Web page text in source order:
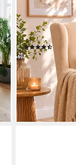
OTTO HOME
Ohrensessel
(Set, 2-St.,
Dauertiefpreis
(1097)
199,99 € UVP
-64%
lieferbar - in 2-3